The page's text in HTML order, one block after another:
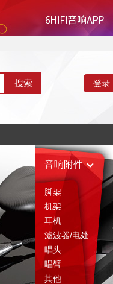
登录
音响附件
脚架
机架
耳机
滤波器/电处
唱头
唱臂
其他